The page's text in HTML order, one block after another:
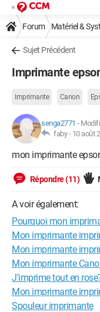
Forum Matériel &
Sujet Précédent
Imprimante
Imprimante Canon
senga2771 -
faby - 10 août
mon imprimante
Répondre (11)
A voir également:
Pourquoi mon
Mon imprimante
Mon imprimante
Mon imprimante
J'imprime tout en
Mon imprimante
Spouleur imprimante